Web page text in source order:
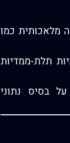
מלאכותית כמו
תלת-ממדיות
בסיס נתוני